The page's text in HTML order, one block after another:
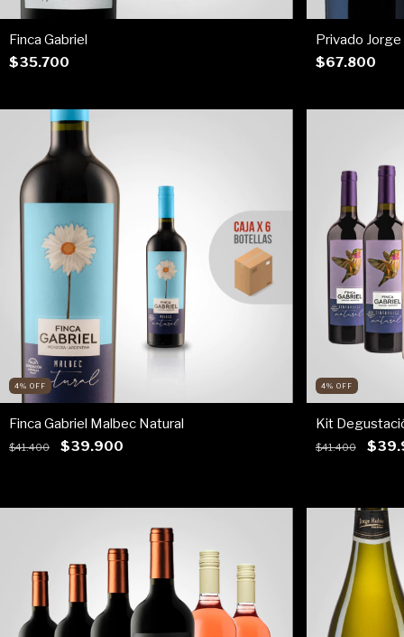
Finca Gabriel
$35.700
Privado
$67.800
4% OFF
Finca Gabriel Malbec Natural
$41.400 $39.900
4% OFF
Kit
$41.400